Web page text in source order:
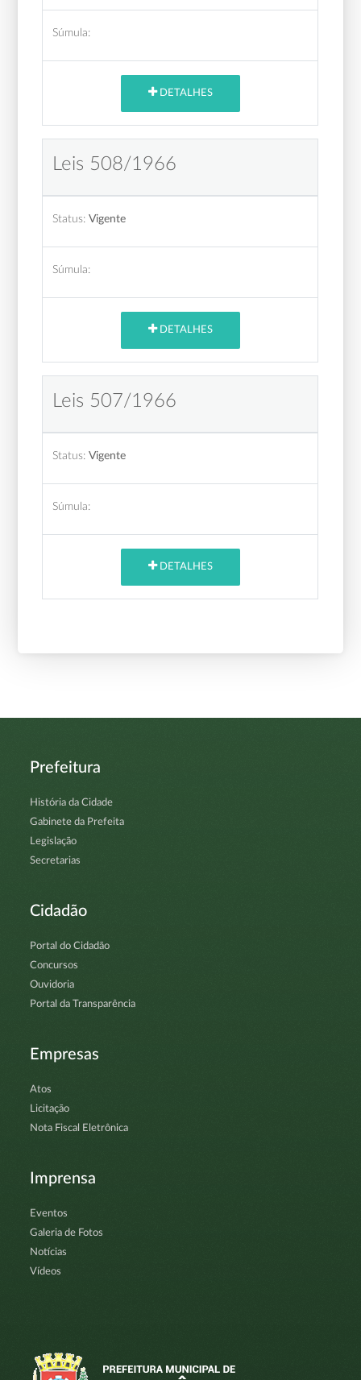
Súmula:
DETALHES
Leis 508/1966
Status: Vigente
Súmula:
DETALHES
Leis 507/1966
Status: Vigente
Súmula:
DETALHES
Prefeitura
História da Cidade
Gabinete da Prefeita
Legislação
Secretarias
Cidadão
Portal do Cidadão
Concursos
Ouvidoria
Portal da Transparência
Empresas
Atos
Licitação
Nota Fiscal Eletrônica
Imprensa
Eventos
Galeria de Fotos
Notícias
Vídeos